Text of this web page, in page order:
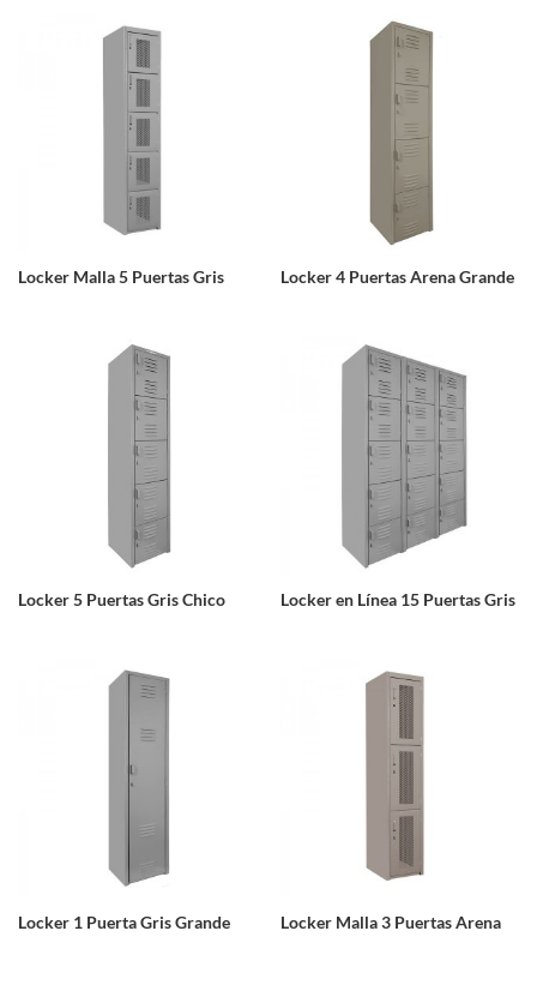
Locker Malla 5 Puertas Gris Locker 4 Puertas Arena Grande
Locker 5 Puertas Gris Chico Locker en Línea 15 Puertas Gris
Locker 1 Puerta Gris Grande Locker Malla 3 Puertas Arena